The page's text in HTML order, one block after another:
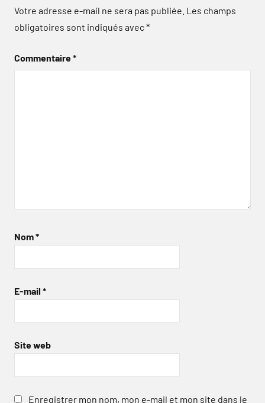
Votre adresse e-mail ne sera pas publiée. Les champs
obligatoires sont indiqués avec*
Commentaire*
Nom*
E-mail *
Site web
Enregistrer mon nom, mon e-mail et mon site dans le